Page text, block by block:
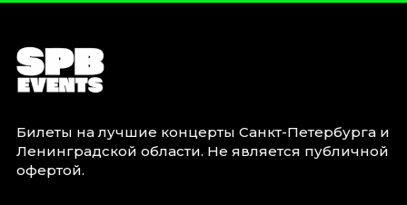
Билеты на лучшие концерты Санкт-Петербурга и
Ленинградской области. Не является публичной
офертой.